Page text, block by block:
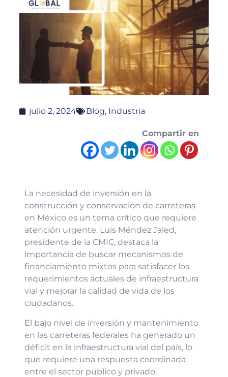
julio 2, 2024 Blog, Industria
Compartir en
La necesidad de inversión en la
construcción y conservación de carreteras
en México es un tema crítico que requiere
atención urgente. Luis Méndez Jaled,
presidente de la CMIC, destaca la
importancia de buscar mecanismos de
financiamiento mixtos para satisfacer los
requerimientos actuales de infraestructura
vial y mejorar la calidad de vida de los
ciudadanos.
El bajo nivel de inversión y mantenimiento
en las carreteras federales ha generado un
déficit en la infraestructura vial del país, lo
que requiere una respuesta coordinada
entre el sector público y privado.